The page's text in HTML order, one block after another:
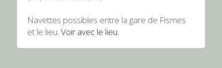
Navettes possibles entre la gare de Fismes
et le lieu. Voir avec le lieu.